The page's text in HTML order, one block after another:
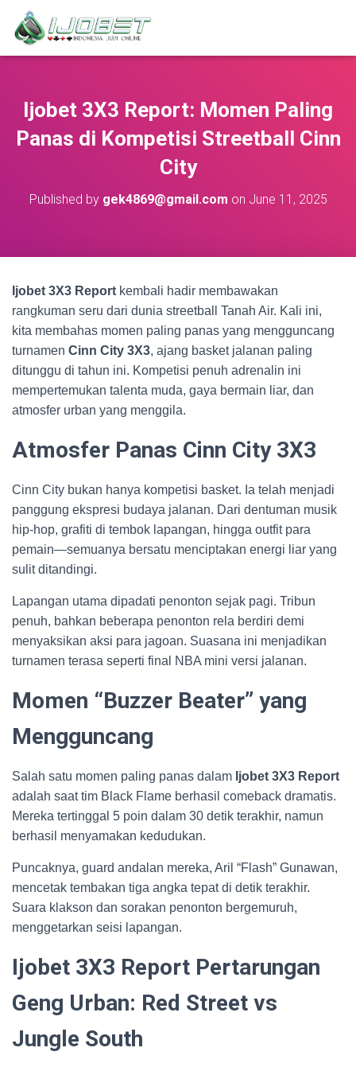
Ijobet 3X3 Report: Momen Paling
Panas di Kompetisi Streetball Cinn
City
Published by gek4869@gmail.com on June 11, 2025
Ijobet 3X3 Report kembali hadir membawakan
rangkuman seru dari dunia streetball Tanah Air. Kali ini,
kita membahas momen paling panas yang mengguncang
turnamen Cinn City 3X3, ajang basket jalanan paling
ditunggu di tahun ini. Kompetisi penuh adrenalin ini
mempertemukan talenta muda, gaya bermain liar, dan
atmosfer urban yang menggila.
Atmosfer Panas Cinn City 3X3
Cinn City bukan hanya kompetisi basket. Ia telah menjadi
panggung ekspresi budaya jalanan. Dari dentuman musik
hip-hop, grafiti di tembok lapangan, hingga outfit para
pemain—semuanya bersatu menciptakan energi liar yang
sulit ditandingi.
Lapangan utama dipadati penonton sejak pagi. Tribun
penuh, bahkan beberapa penonton rela berdiri demi
menyaksikan aksi para jagoan. Suasana ini menjadikan
turnamen terasa seperti final NBA mini versi jalanan.
Momen “Buzzer Beater” yang
Mengguncang
Salah satu momen paling panas dalam Ijobet 3X3 Report
adalah saat tim Black Flame berhasil comeback dramatis.
Mereka tertinggal 5 poin dalam 30 detik terakhir, namun
berhasil menyamakan kedudukan.
Puncaknya, guard andalan mereka, Aril “Flash” Gunawan,
mencetak tembakan tiga angka tepat di detik terakhir.
Suara klakson dan sorakan penonton bergemuruh,
menggetarkan seisi lapangan.
Ijobet 3X3 Report Pertarungan
Geng Urban: Red Street vs
Jungle South